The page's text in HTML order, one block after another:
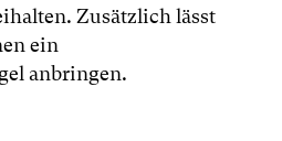
Zusätzlich lässt
ein
anbringen.